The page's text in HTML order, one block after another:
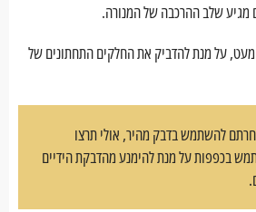
מגיע שלב ההרכבה של המנורה.
על מנת להדביק את החלקים התחתונים של
להשתמש בדבק מהיר, אולי תרצו
בכפפות על מנת להימנע מהדבקת הידיים